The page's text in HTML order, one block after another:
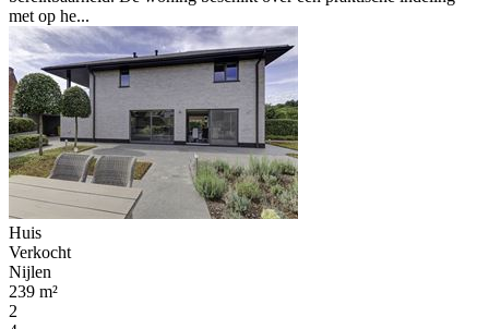
met op he...
Huis
Verkocht
Nijlen
239 m²
2